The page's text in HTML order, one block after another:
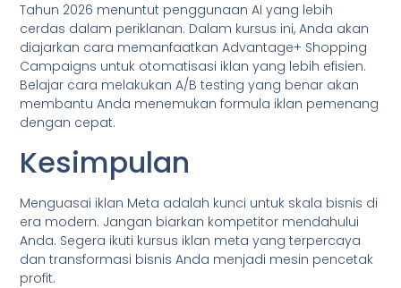
Tahun 2026 menuntut penggunaan AI yang lebih
cerdas dalam periklanan. Dalam kursus ini, Anda akan
diajarkan cara memanfaatkan Advantage+ Shopping
Campaigns untuk otomatisasi iklan yang lebih efisien.
Belajar cara melakukan A/B testing yang benar akan
membantu Anda menemukan formula iklan pemenang
dengan cepat.
Kesimpulan
Menguasai iklan Meta adalah kunci untuk skala bisnis di
era modern. Jangan biarkan kompetitor mendahului
Anda. Segera ikuti kursus iklan meta yang terpercaya
dan transformasi bisnis Anda menjadi mesin pencetak
profit.